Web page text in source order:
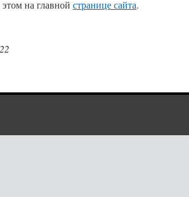
на главной странице сайта.